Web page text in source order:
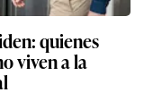
quienes
viven a la